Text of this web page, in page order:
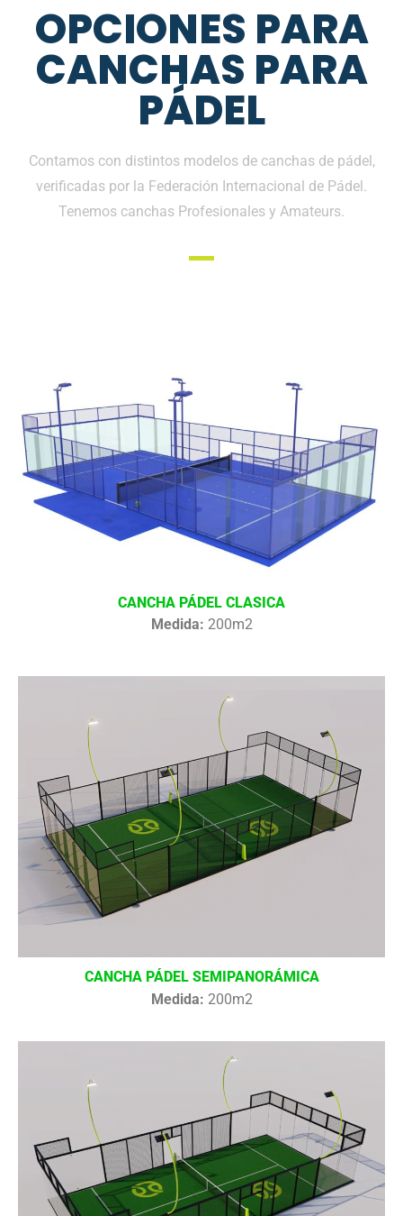
OPCIONES PARA
CANCHAS PARA
PÁDEL
Contamos con distintos modelos de canchas de pádel,
verificadas por la Federación Internacional de Pádel.
Tenemos canchas Profesionales y Amateurs.
CANCHA PÁDEL CLASICA
Medida: 200m2
CANCHA PÁDEL SEMIPANORÁMICA
Medida: 200m2